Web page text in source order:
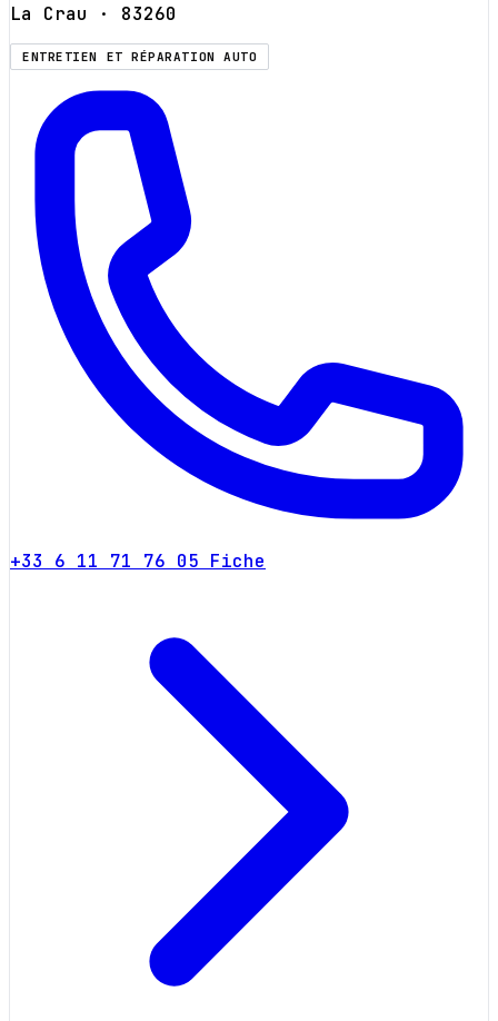
La Crau · 83260
ENTRETIEN ET RÉPARATION AUTO
+33 6 11 71 76 05 Fiche